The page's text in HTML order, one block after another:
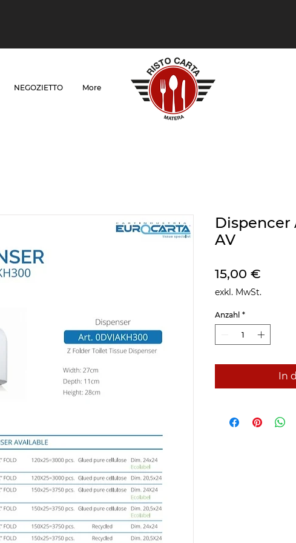
NEGOZIETTO More
Dispencer
AV
15,00 €
exkl. MwSt.
Anzahl *
In